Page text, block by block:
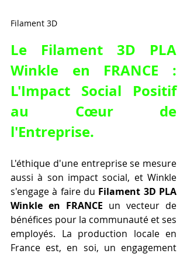
Filament 3D
Le Filament 3D PLA
Winkle en FRANCE :
L'Impact Social Positif
au Cœur de
l'Entreprise.
L'éthique d'une entreprise se mesure
aussi à son impact social, et Winkle
s'engage à faire du Filament 3D PLA
Winkle en FRANCE un vecteur de
bénéfices pour la communauté et ses
employés. La production locale en
France est, en soi, un engagement